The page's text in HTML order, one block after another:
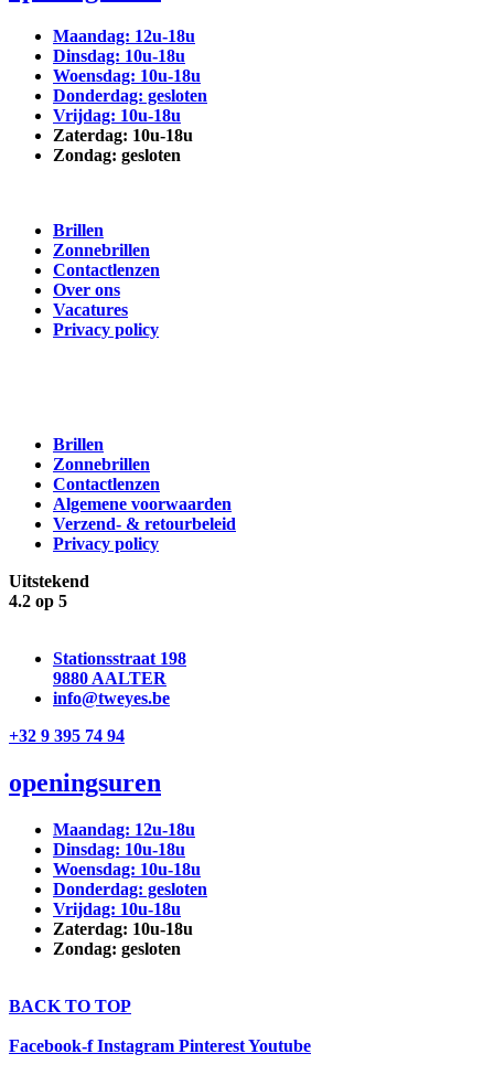
Maandag: 12u-18u
Dinsdag: 10u-18u
Woensdag: 10u-18u
Donderdag: gesloten
Vrijdag: 10u-18u
Zaterdag: 10u-18u
Zondag: gesloten
Brillen
Zonnebrillen
Contactlenzen
Over ons
Vacatures
Privacy policy
Brillen
Zonnebrillen
Contactlenzen
Algemene voorwaarden
Verzend- & retourbeleid
Privacy policy
Uitstekend
4.2 op 5
Stationsstraat 198
9880 AALTER
info@tweyes.be
+32 9 395 74 94
openingsuren
Maandag: 12u-18u
Dinsdag: 10u-18u
Woensdag: 10u-18u
Donderdag: gesloten
Vrijdag: 10u-18u
Zaterdag: 10u-18u
Zondag: gesloten
BACK TO TOP
Facebook-f Instagram PinterestYoutube